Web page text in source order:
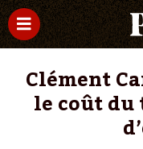
Clément
le coût du